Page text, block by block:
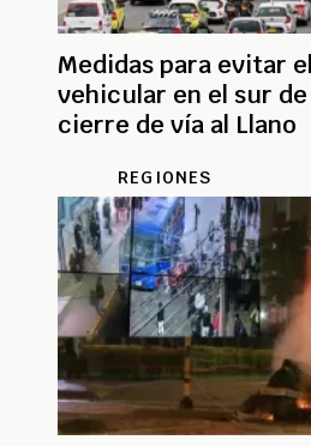
Medidas para evitar
vehicular en el sur
cierre de vía al Llano
REGIONES